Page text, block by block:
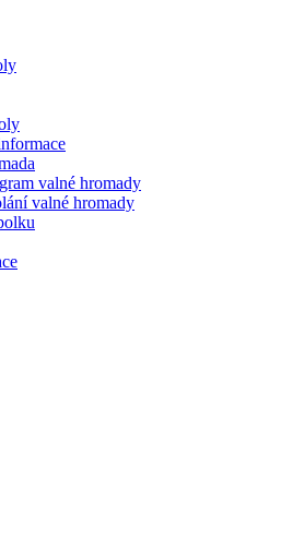
valné hromady
valné hromady